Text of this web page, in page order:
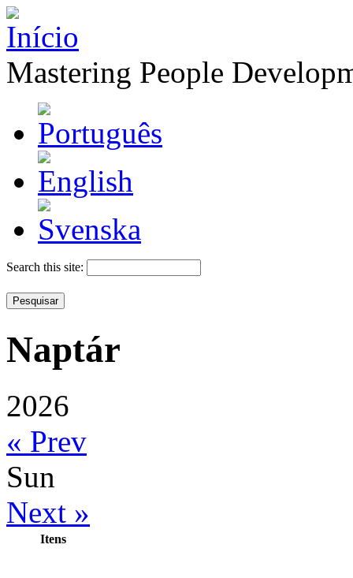
Mastering People
Search this site:
Naptár
2026
« Prev
Sun
Next »
Itens